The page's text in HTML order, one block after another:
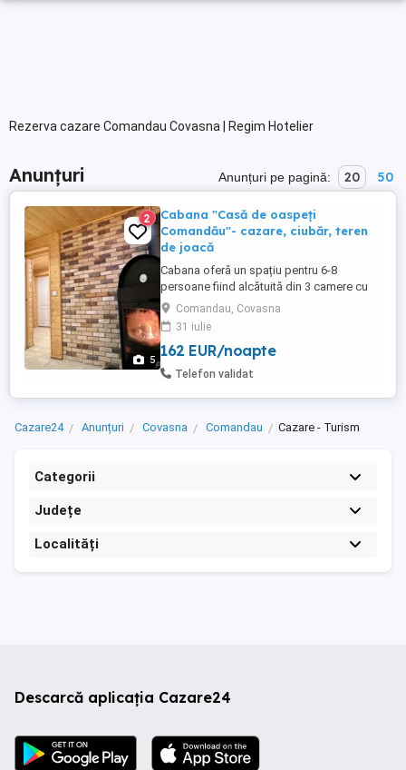
Rezerva cazare Comandau Covasna | Regim Hotelier
Anunțuri Anunțuri pe pagină: 20 50
5
2
Cabana "Casă de oaspeți
Comandău"- cazare, ciubăr, teren
de joacă
Cabana oferă un spațiu pentru 6-8
persoane fiind alcătuită din 3 camere cu
pat dublu, 2 băi o bucătarie utilată
complet și un living cu șemineu. Cabana
vă pune la dispoziție un jakuzzi, saună,
grătar și loc pentru servit masă, vizavi este
un teren de joacă pentru copii. Cabana se
Comandau, Covasna
31 iulie
162 EUR/noapte
Telefon validat
Cazare24 Anunțuri Covasna Comandau Cazare - Turism
Categorii
Județe
Localități
Descarcă aplicația Cazare24